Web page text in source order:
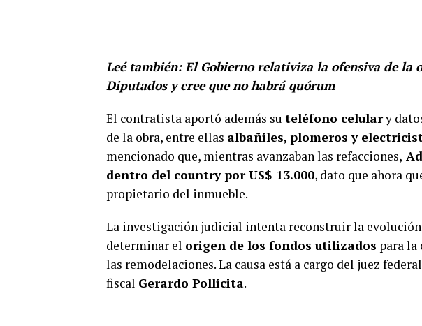
Leé también:El Gobierno relativiza la ofensiva de la
Diputados y cree que no habrá quórum
El contratista aportó además su teléfono celulary
de la obra, entre ellas albañiles, plomeros y
mencionado que, mientras avanzaban las refacciones,
dentro del country por US$ 13.000, dato que ahora
propietario del inmueble.
La investigación judicial intenta reconstruir la
determinar el origen de los fondos utilizados para la
las remodelaciones. La causa está a cargo del juez federal
fiscal Gerardo Pollicita.